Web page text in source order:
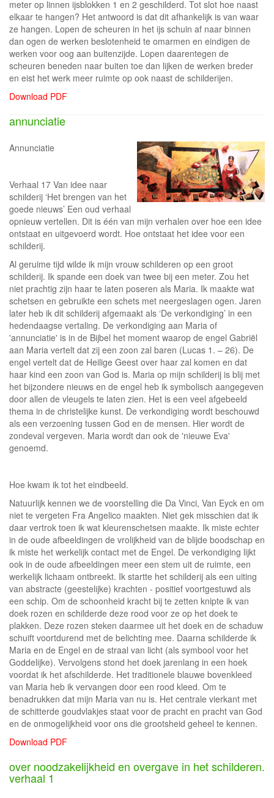
meter op linnen ijsblokken 1 en 2 geschilderd. Tot slot hoe naast
elkaar te hangen? Het antwoord is dat dit afhankelijk is van waar
ze hangen. Lopen de scheuren in het ijs schuin af naar binnen
dan ogen de werken beslotenheid te omarmen en eindigen de
werken voor oog aan buitenzijde. Lopen daarentegen de
scheuren beneden naar buiten toe dan lijken de werken breder
en eist het werk meer ruimte op ook naast de schilderijen.
Download PDF
annunciatie
Annunciatie
Verhaal 17 Van idee naar
schilderij ‘Het brengen van het
goede nieuws’ Een oud verhaal
opnieuw vertellen. Dit is één van mijn verhalen over hoe een idee
ontstaat en uitgevoerd wordt. Hoe ontstaat het idee voor een
schilderij.
Al geruime tijd wilde ik mijn vrouw schilderen op een groot
schilderij. Ik spande een doek van twee bij een meter. Zou het
niet prachtig zijn haar te laten poseren als Maria. Ik maakte wat
schetsen en gebruikte een schets met neergeslagen ogen. Jaren
later heb ik dit schilderij afgemaakt als ‘De verkondiging’ in een
hedendaagse vertaling. De verkondiging aan Maria of
'annunciatie' is in de Bijbel het moment waarop de engel Gabriël
aan Maria vertelt dat zij een zoon zal baren (Lucas 1. – 26). De
engel vertelt dat de Heilige Geest over haar zal komen en dat
haar kind een zoon van God is. Maria op mijn schilderij is blij met
het bijzondere nieuws en de engel heb ik symbolisch aangegeven
door allen de vleugels te laten zien. Het is een veel afgebeeld
thema in de christelijke kunst. De verkondiging wordt beschouwd
als een verzoening tussen God en de mensen. Hier wordt de
zondeval vergeven. Maria wordt dan ook de 'nieuwe Eva'
genoemd.
Hoe kwam ik tot het eindbeeld.
Natuurlijk kennen we de voorstelling die Da Vinci, Van Eyck en om
niet te vergeten Fra Angelico maakten. Niet gek misschien dat ik
daar vertrok toen ik wat kleurenschetsen maakte. Ik miste echter
in de oude afbeeldingen de vrolijkheid van de blijde boodschap en
ik miste het werkelijk contact met de Engel. De verkondiging lijkt
ook in de oude afbeeldingen meer een stem uit de ruimte, een
werkelijk lichaam ontbreekt. Ik startte het schilderij als een uiting
van abstracte (geestelijke) krachten - positief voortgestuwd als
een schip. Om de schoonheid kracht bij te zetten knipte ik van
doek rozen en schilderde deze rood voor ze op het doek te
plakken. Deze rozen steken daarmee uit het doek en de schaduw
schuift voortdurend met de belichting mee. Daarna schilderde ik
Maria en de Engel en de straal van licht (als symbool voor het
Goddelijke). Vervolgens stond het doek jarenlang in een hoek
voordat ik het afschilderde. Het traditionele blauwe bovenkleed
van Maria heb ik vervangen door een rood kleed. Om te
benadrukken dat mijn Maria van nu is. Het centrale vierkant met
de schitterde goudvlakjes staat voor de pracht en pracht van God
en de onmogelijkheid voor ons die grootsheid geheel te kennen.
Download PDF
over noodzakelijkheid en overgave in het schilderen.
verhaal 1